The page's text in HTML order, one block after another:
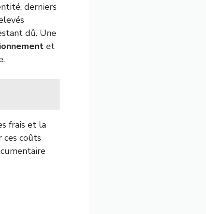
derniers
dû. Une
et
frais et la
ces coûts